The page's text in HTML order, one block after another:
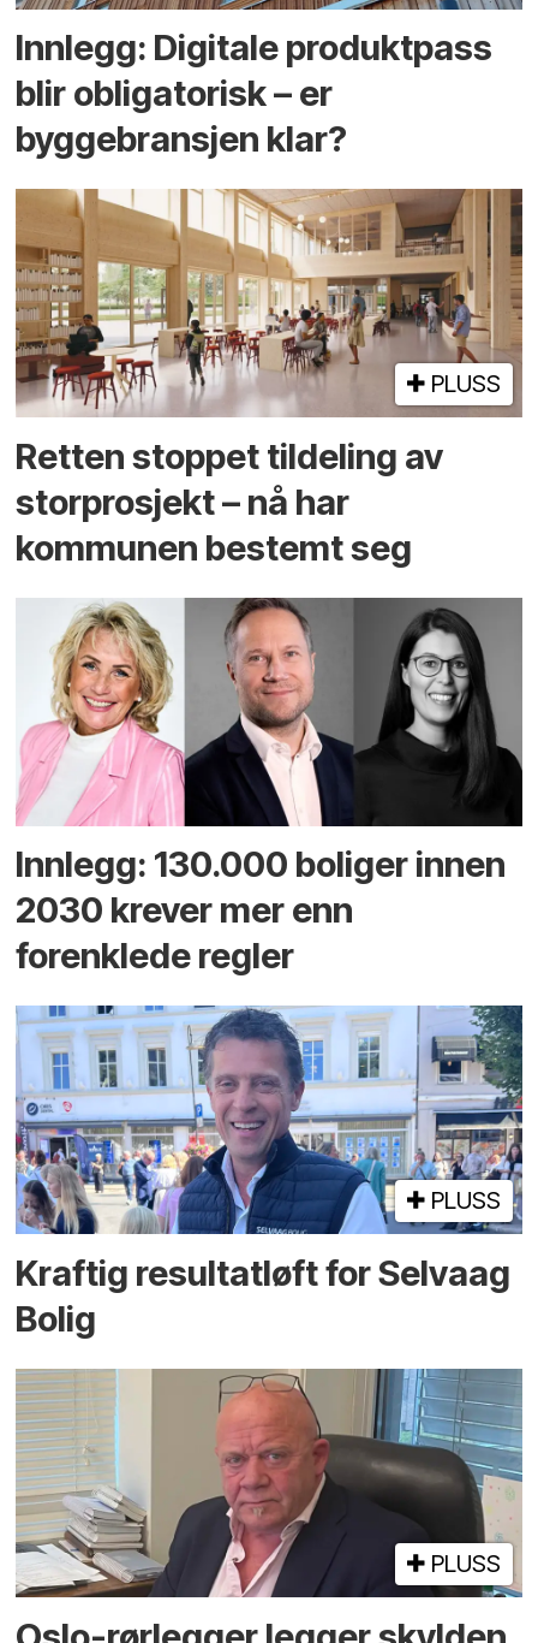
Innlegg: Digitale produktpass
blir obligatorisk – er
byggebransjen klar?
PLUSS
Retten stoppet tildeling av
storprosjekt – nå har
kommunen bestemt seg
Innlegg: 130.000 boliger innen
2030 krever mer enn
forenklede regler
PLUSS
Kraftig resultatløft for Selvaag
Bolig
PLUSS